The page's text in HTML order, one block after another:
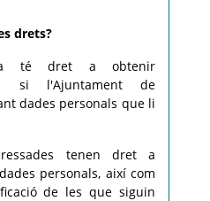
drets?
té dret a obtenir
si l'Ajuntament de
dades personals que li
tenen dret a
personals, així com
de les que siguin